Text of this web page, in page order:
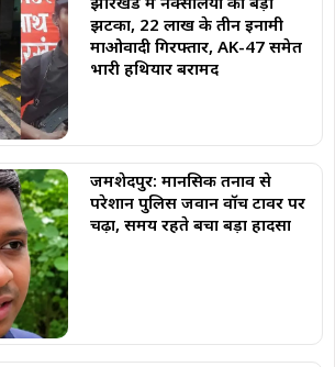
झटका, 22 लाख के तीन इनामी
माओवादी गिरफ्तार, AK-47 समेत
भारी हथियार बरामद
जमशेदपुर: मानसिक तनाव से
परेशान पुलिस जवान वॉच टावर पर
चढ़ा, समय रहते बचा बड़ा हादसा